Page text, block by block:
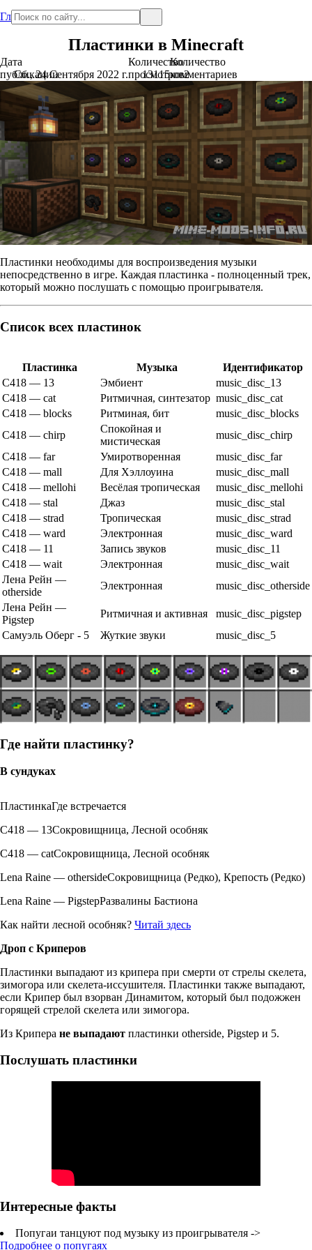
Главная
Пластинки в Minecraft
Дата
публикации
Сб., 24 Сентября 2022 г.
Количество
просмотров
13115
Количество
комментариев
2
Пластинки необходимы для воспроизведения музыки
непосредственно в игре. Каждая пластинка - полноценный трек,
который можно послушать с помощью проигрывателя.
Список всех пластинок
Пластинка Музыка
Идентификатор
C418 — 13
Эмбиент
music_disc_13
C418 — cat
Ритмичная, синтезатор music_disc_cat
C418 — blocks
Ритминая, бит
music_disc_blocks
C418 — chirp
Спокойная и
мистическая
music_disc_chirp
C418 — far
Умиротворенная
music_disc_far
C418 — mall
Для Хэллоуина
music_disc_mall
C418 — mellohi
Весёлая тропическая
music_disc_mellohi
C418 — stal
Джаз
music_disc_stal
C418 — strad
Тропическая
music_disc_strad
C418 — ward
Электронная
music_disc_ward
C418 — 11
Запись звуков
music_disc_11
C418 — wait
Электронная
music_disc_wait
Лена Рейн —
otherside
Электронная
music_disc_otherside
Лена Рейн —
Pigstep
Ритмичная и активная
music_disc_pigstep
Самуэль Оберг - 5
Жуткие звуки music_disc_5
Где найти пластинку?
В сундуках
ПластинкаГде встречается
C418 — 13Сокровищница, Лесной особняк
C418 — catСокровищница, Лесной особняк
Lena Raine — othersideСокровищница (Редко), Крепость (Редко)
Lena Raine — PigstepРазвалины Бастиона
Как найти лесной особняк? Читай здесь
Дроп с Криперов
Пластинки выпадают из крипера при смерти от стрелы скелета,
зимогора или скелета-иссушителя. Пластинки также выпадают,
если Крипер был взорван Динамитом, который был подожжен
горящей стрелой скелета или зимогора.
Из Крипера не выпадают пластинки otherside, Pigstep и 5.
Послушать пластинки
Интересные факты
Попугаи танцуют под музыку из проигрывателя ->
Подробнее о попугаях